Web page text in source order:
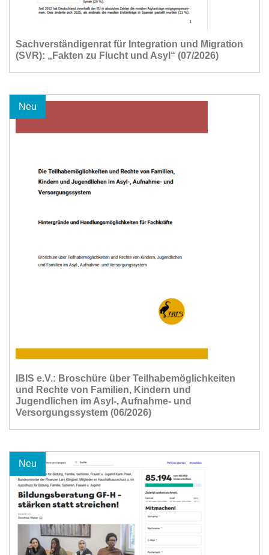
Sachverständigenrat für Integration und Migration
(SVR): „Fakten zu Flucht und Asyl“ (07/2026)
Neu
IBIS e.V.: Broschüre über Teilhabemöglichkeiten
und Rechte von Familien, Kindern und
Jugendlichen im Asyl-, Aufnahme- und
Versorgungssystem (06/2026)
Neu